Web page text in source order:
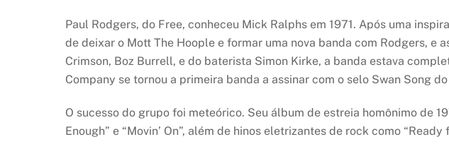
Paul Rodgers, do Free, conheceu Mick Ralphs em 1971. Após uma
de deixar o Mott The Hoople e formar uma nova banda com Rodgers, e
Crimson, Boz Burrell, e do baterista Simon Kirke, a banda estava
Company se tornou a primeira banda a assinar com o selo Swan Song
O sucesso do grupo foi meteórico. Seu álbum de estreia homônimo de
Enough” e “Movin’ On”, além de hinos eletrizantes de rock como